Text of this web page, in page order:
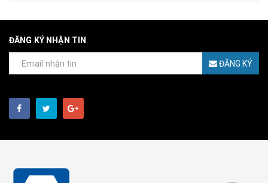
ĐĂNG KÝ NHẬN TIN
ĐĂNG KÝ